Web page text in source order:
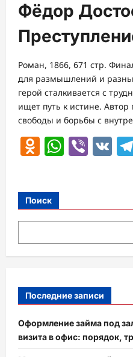
Фёдор
Роман, 1866, 671 стр.
для размышлений и
герой сталкивается с
ищет путь к истине.
свободы и борьбы с
Поиск
Последние записи
Оформление займа под
визита в офис: порядок,